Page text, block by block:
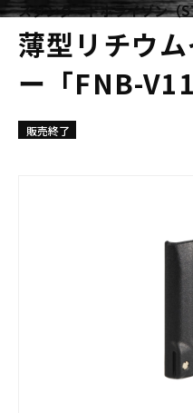
スタンダードホライゾン（
薄型リチウ
ー「FNB-
販売終了